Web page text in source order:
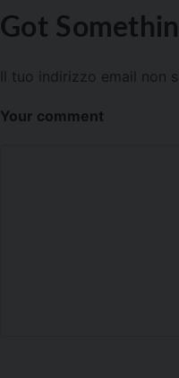
Got
Il tuo indirizzo email non
Your comment